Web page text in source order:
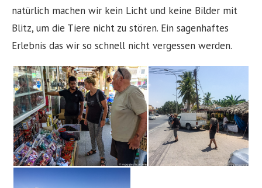
natürlich machen wir kein Licht und keine Bilder mit
Blitz, um die Tiere nicht zu stören. Ein sagenhaftes
Erlebnis das wir so schnell nicht vergessen werden.